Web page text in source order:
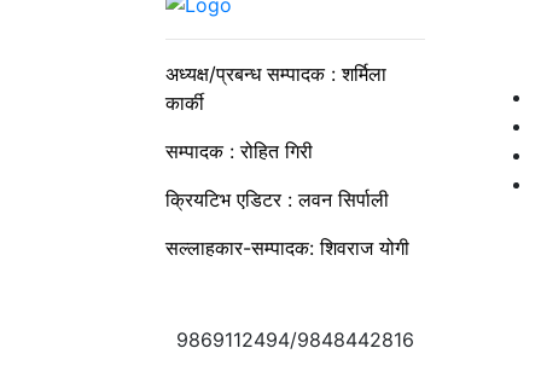
अध्यक्ष/प्रबन्ध सम्पादक : शर्मिला
कार्की
सम्पादक : रोहित गिरी
क्रियटिभ एडिटर : लवन सिर्पाली
सल्लाहकार-सम्पादक: शिवराज योगी
9869112494/9848442816